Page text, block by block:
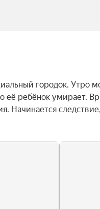
городок. Утро
её ребёнок умирает.
Начинается